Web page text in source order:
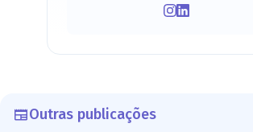
Outras publicações